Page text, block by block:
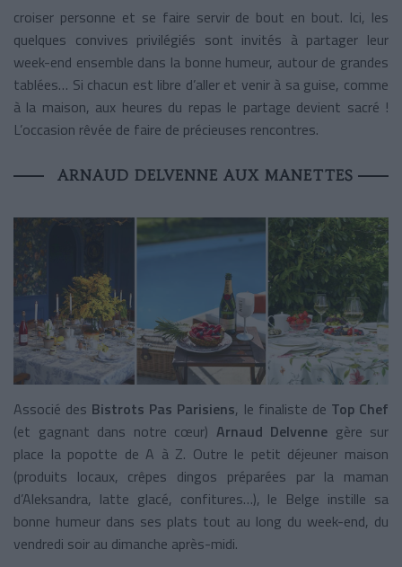
croiser personne et se faire servir de bout en bout. Ici, les
quelques convives privilégiés sont invités à partager leur
week-end ensemble dans la bonne humeur, autour de grandes
tablées… Si chacun est libre d’aller et venir à sa guise, comme
à la maison, aux heures du repas le partage devient sacré !
L’occasion rêvée de faire de précieuses rencontres.
ARNAUD DELVENNE AUX MANETTES
Associé des Bistrots Pas Parisiens, le finaliste de Top Chef
(et gagnant dans notre cœur) Arnaud Delvenne gère sur
place la popotte de A à Z. Outre le petit déjeuner maison
(produits locaux, crêpes dingos préparées par la maman
d’Aleksandra, latte glacé, confitures…), le Belge instille sa
bonne humeur dans ses plats tout au long du week-end, du
vendredi soir au dimanche après-midi.